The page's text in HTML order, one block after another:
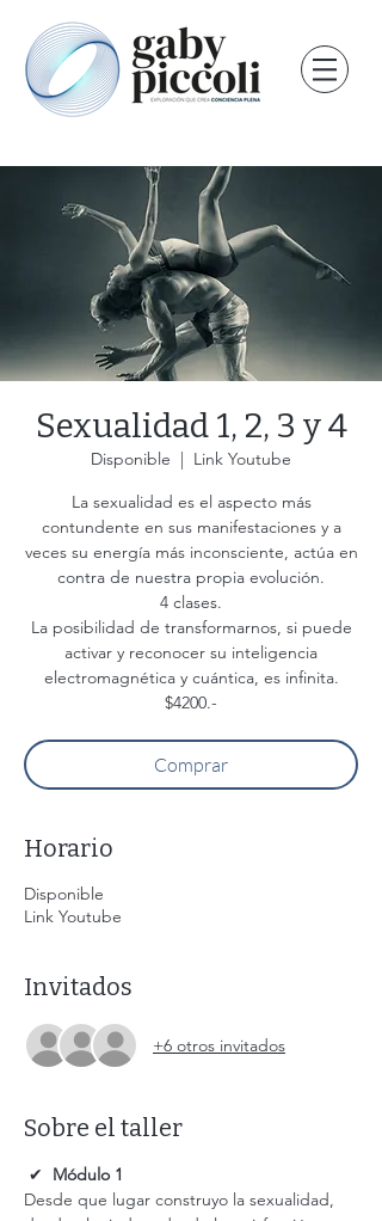
Sexualidad 1, 2, 3 y 4
Disponible
  |
Link Youtube
La sexualidad es el aspecto más
contundente en sus manifestaciones y a
veces su energía más inconsciente, actúa en
contra de nuestra propia evolución.
4 clases.
La posibilidad de transformarnos, si puede
activar y reconocer su inteligencia
electromagnética y cuántica, es infinita.
$4200.-
Comprar
Horario
Disponible
Link Youtube
Invitados
+6 otros invitados
Sobre el taller
✔ Módulo 1
Desde que lugar construyo la sexualidad,